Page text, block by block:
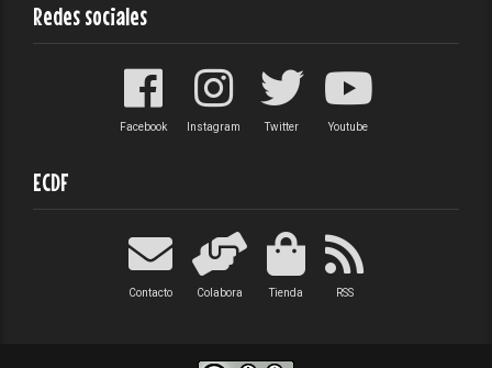
Redes sociales
Facebook Instagram Twitter Youtube
ECDF
Contacto Colabora Tienda RSS